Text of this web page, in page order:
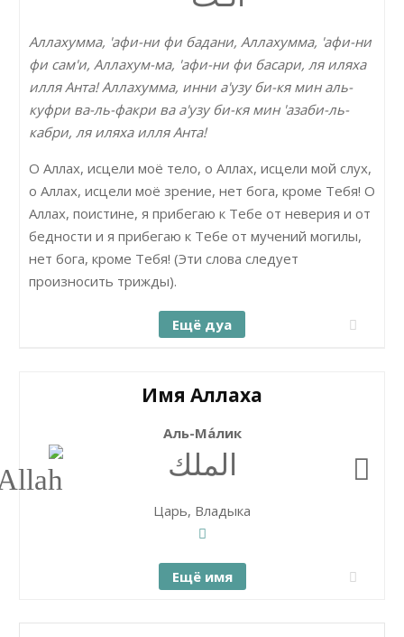
Аллахумма, 'афи-ни фи бадани, Аллахумма, 'афи-ни
фи сам'и, Аллахум-ма, 'афи-ни фи басари, ля иляха
илля Анта! Аллахумма, инни а'узу би-кя мин аль-
куфри ва-ль-факри ва а'узу би-кя мин 'азаби-ль-
кабри, ля иляха илля Анта!
О Аллах, исцели моё тело, о Аллах, исцели мой слух,
о Аллах, исцели моё зрение, нет бога, кроме Тебя! О
Аллах, поистине, я прибегаю к Тебе от неверия и от
бедности и я прибегаю к Тебе от мучений могилы,
нет бога, кроме Тебя! (Эти слова следует
произносить трижды).
Ещё дуа
Имя Аллаха
Аль-Ма́лик
الملك
Царь, Владыка
Ещё имя